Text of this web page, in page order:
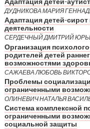
ДУДНИКОВА МАРИЯ
Адаптация детей-
деятельности
СЕРДЕЧНЫЙ ДМИТРИЙ
Организация
родителей детей
возможностями
САЖАЕВА ЛЮБОВЬ
Проблемы
ограниченными
ОЛИНЕВИЧ НАТАЛЬЯ
Система комплексной
ограниченными
социальной защиты